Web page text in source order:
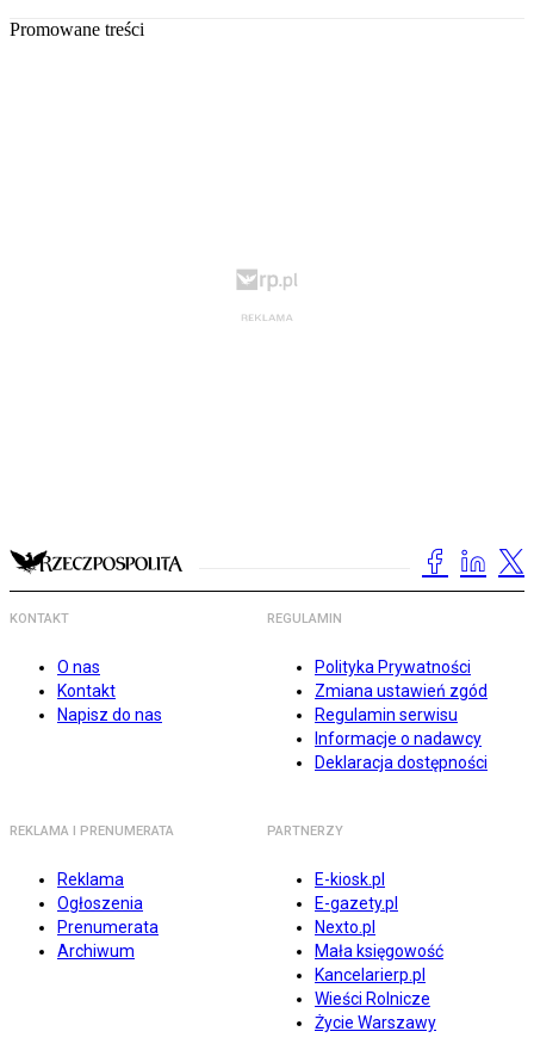
Promowane treści
KONTAKT
O nas
Kontakt
Napisz do nas
REGULAMIN
Polityka Prywatności
Zmiana ustawień zgód
Regulamin serwisu
Informacje o nadawcy
Deklaracja dostępności
REKLAMA I PRENUMERATA
Reklama
Ogłoszenia
Prenumerata
Archiwum
PARTNERZY
E-kiosk.pl
E-gazety.pl
Nexto.pl
Mała księgowość
Kancelarierp.pl
Wieści Rolnicze
Życie Warszawy